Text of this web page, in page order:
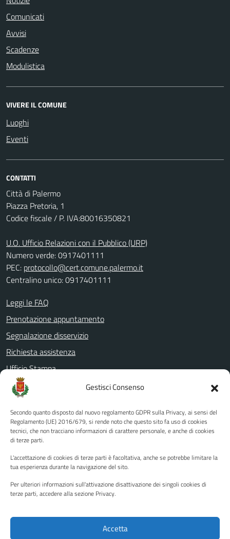
Gestisci Consenso
Secondo quanto disposto dal nuovo regolamento GDPR sulla Privacy, ai sensi del
Regolamento (UE) 2016/679, si rende noto che questo sito fa uso di cookies
tecnici, che non tracciano informazioni di carattere personale, e anche di cookies
di terze parti.
L'accettazione di cookies di terze parti è facoltativa, anche se potrebbe limitare la
tua esperienza durante la navigazione del sito.
Per ulteriori informazioni sull'attivazione disattivazione dei singoli cookies di
terze parti, accedere alla sezione Privacy.
Accetta
Comunicati
Avvisi
Scadenze
Modulistica
VIVERE IL COMUNE
Luoghi
Eventi
CONTATTI
Città di Palermo
Piazza Pretoria, 1
Codice fiscale / P. IVA:80016350821
U.O. Ufficio Relazioni con il Pubblico (URP)
Numero verde: 0917401111
PEC: protocollo@cert.comune.palermo.it
Centralino unico: 0917401111
Leggi le FAQ
Prenotazione appuntamento
Segnalazione disservizio
Richiesta assistenza
Ufficio Stampa
Amministrazione Trasparente
Albo pretorio
Informativa privacy
Note legali
Piano di miglioramento del sito
Instagram